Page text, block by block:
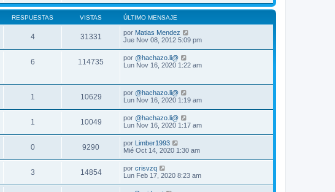
RESPUESTAS VISTAS ÚLTIMO MENSAJE
4 31331 por Matias Mendez
Jue Nov 08, 2012 5:09 pm
6 114735 por @hachazo.li@
Lun Nov 16, 2020 1:22 am
1 10629 por @hachazo.li@
Lun Nov 16, 2020 1:19 am
1 10049 por @hachazo.li@
Lun Nov 16, 2020 1:17 am
0 9290 por Limber1993
Mié Oct 14, 2020 1:30 am
3 14854 por crisvzq
Lun Feb 17, 2020 8:23 am